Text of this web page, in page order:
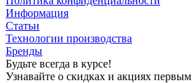
Информация
Статьи
Технологии производства
Бренды
Будьте всегда в курсе!
Узнавайте о скидках и акциях первым